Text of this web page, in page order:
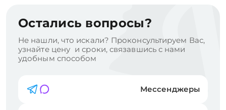
Остались вопросы?
Не нашли, что искали? Проконсультируем Вас,
узнайте цену и сроки, связавшись с нами
удобным способом
Мессенджеры